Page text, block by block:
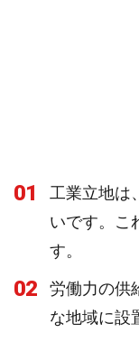
01
工業立地は
いです。こ
す。
02
労働力の供
な地域に設